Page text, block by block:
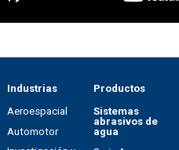
Industrias
Aeroespacial
Automotor
Productos
Sistemas
abrasivos de
agua